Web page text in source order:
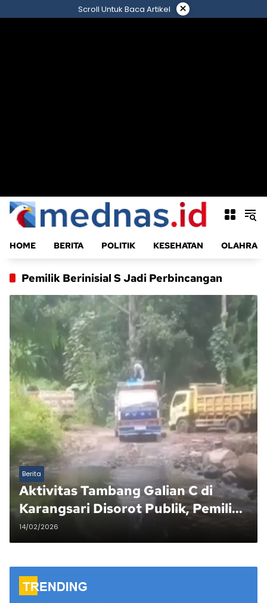
ke
Scroll Untuk Baca Artikel ×
HOME BERITA POLITIK KESEHATAN
Pemilik Berinisial S Jadi Perbincangan
Berita
Aktivitas Tambang Galian C di
Karangsari Disorot Publik, Pemilik
Berinisial S Jadi Perbincangan
14/02/2026